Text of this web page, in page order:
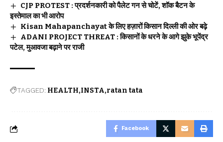
CJP PROTEST : प्रदर्शनकारी को पैलेट गन से चोटें, शॉक बैटन के
इस्तेमाल का भी आरोप
Kisan Mahapanchayat के लिए हज़ारों किसान दिल्ली की ओर बढ़े
ADANI PROJECT THREAT : किसानों के धरने के आगे झुके भूपेंद्र
पटेल, मुआवजा बढ़ाने पर राजी
TAGGED: HEALTH INSTA ratan tata
Facebook